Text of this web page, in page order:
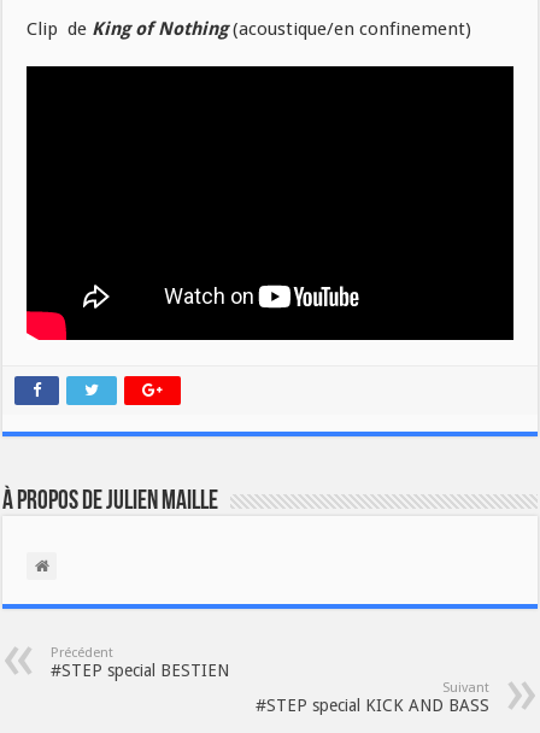
Clip de King of Nothing(acoustique/en confinement)
À propos de Julien Maille
Précédent
#STEP special BESTIEN
Suivant
#STEP special KICK AND BASS